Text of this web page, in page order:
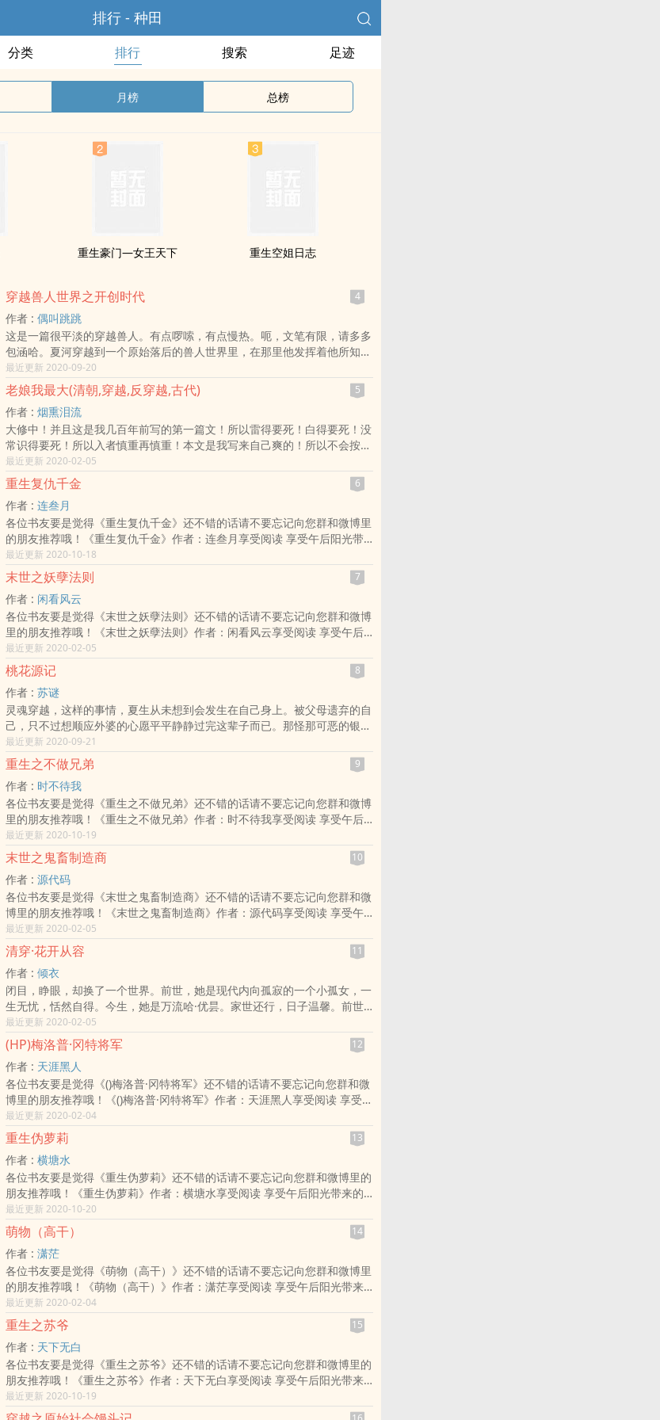
排行 - 种田
分类 排行 搜索 足迹
月榜 总榜
重生豪门—女王天下 重生空姐日志
穿越兽人世界之开创时代 4
作者 : 偶叫跳跳
这是一篇很平淡的穿越兽人。有点啰嗦，有点慢热。呃，文笔有限，请多多
包涵哈。夏河穿越到一个原始落后的兽人世界里，在那里他发挥着他所知道
的学识带领兽人走向新时代。月日入，第章是倒，已经看过的孩纸就不要重
复购买了。最后，感谢、鞠躬、撒花。（呵呵，我有图了！在《[图铺]八加
的封面铺子》里画来的。很喜欢，谢谢哈）
各位书友要是觉得《穿越兽人世界之开创时代》还不错的话请不要忘记向您
群和微博里的朋友推荐哦！《穿越兽人世界之开创时代》作者：偶叫跳跳享
受阅读 享受午后阳光带来的慵懒惬意，一杯下午茶 一本好书
最近更新 2020-09-20
老娘我最大(清朝,穿越,反穿越,古代) 5
作者 : 烟熏泪流
大修中！并且这是我几百年前写的第一篇文！所以雷得要死！白得要死！没
常识得要死！所以入者慎重再慎重！本文是我写来自己爽的！所以不会按照
条理常识之类的，总之一句话！老娘我最大！怎么爽怎么来！并且我现在正
在构思我的第二篇文！是女主种田文类的男主是军人的！
各位书友要是觉得《老娘我最大(清朝,穿越,反穿越,古代)》还不错的话请不
要忘记向您群和微博里的朋友推荐哦！《老娘我最大(清朝,穿越,反穿越,古
代)》作者：烟熏泪流享受阅读 享受午后阳光带来的慵懒惬意，一杯下午茶
一本好书。享受生活，享受小说给您
最近更新 2020-02-05
重生复仇千金 6
作者 : 连叁月
各位书友要是觉得《重生复仇千金》还不错的话请不要忘记向您群和微博里
的朋友推荐哦！《重生复仇千金》作者：连叁月享受阅读 享受午后阳光带
来的慵懒惬意，一杯下午茶 一本好书。享受生活，享受小说给您带来的美
好时光从现在开始。 本站全面拒绝弹窗，绿色免费 喜欢小说 喜欢小站 希望
您点击分享 把心情分享给大家吧！
最近更新 2020-10-18
末世之妖孽法则 7
作者 : 闲看风云
各位书友要是觉得《末世之妖孽法则》还不错的话请不要忘记向您群和微博
里的朋友推荐哦！《末世之妖孽法则》作者：闲看风云享受阅读 享受午后
阳光带来的慵懒惬意，一杯下午茶 一本好书。享受生活，享受小说给您带
来的美好时光从现在开始。 本站全面拒绝弹窗，绿色免费 喜欢小说 喜欢小
站 希望您点击分享 把心情分享给大家吧！
最近更新 2020-02-05
桃花源记 8
作者 : 苏谜
灵魂穿越，这样的事情，夏生从未想到会发生在自己身上。被父母遗弃的自
己，只不过想顺应外婆的心愿平平静静过完这辈子而已。那怪那可恶的银行
抢匪！与世无争的桃花村，宁静祥和的桃花村，这里的生活怎么看都像某篇
脍炙人口的《桃花源记》里所描述的世界嘛！好吧，其实适应新环境也没有
那么难，平白多了一个岁的儿子，这个便宜爹爹当起来的感觉还真是不错！
能在这里重生，看来上天还是怜惜自己。隔壁的夫子，你天天都来我家蹭
饭，看在你照顾我家小朋友的份上，是没有什么问题啦……只不过，你的“美
人计”我实在是无力招架啊~还有，那个小溪
最近更新 2020-09-21
重生之不做兄弟 9
作者 : 时不待我
各位书友要是觉得《重生之不做兄弟》还不错的话请不要忘记向您群和微博
里的朋友推荐哦！《重生之不做兄弟》作者：时不待我享受阅读 享受午后
阳光带来的慵懒惬意，一杯下午茶 一本好书。享受生活，享受小说给您带
来的美好时光从现在开始。 本站全面拒绝弹窗，绿色免费 喜欢小说 喜欢小
站 希望您点击分享 把心情分享给大家吧！
最近更新 2020-10-19
末世之鬼畜制造商 10
作者 : 源代码
各位书友要是觉得《末世之鬼畜制造商》还不错的话请不要忘记向您群和微
博里的朋友推荐哦！《末世之鬼畜制造商》作者：源代码享受阅读 享受午
后阳光带来的慵懒惬意，一杯下午茶 一本好书。享受生活，享受小说给您
带来的美好时光从现在开始。 本站全面拒绝弹窗，绿色免费 喜欢小说 喜欢
小站 希望您点击分享 把心情分享给大家吧！
最近更新 2020-02-05
清穿·花开从容 11
作者 : 倾衣
闭目，睁眼，却换了一个世界。前世，她是现代内向孤寂的一个小孤女，一
生无忧，恬然自得。今生，她是万流哈·优昙。家世还行，日子温馨。前世
今生于她而言，并无差别，她依旧低眉敛目，安宁宛如不存于世。她是优
昙，仅仅只是优昙，眉心处那一朵优昙花，以着无比柔婉的姿态，层层绽
放，昙花一现，胜过百花娇艳。成长，嫁人，生娃，然后杯具
了、、、、、、
各位书友要是觉得《清穿·花开从容》还不错的话请不要忘记向您群和微博
里的朋友推荐哦！《清穿·花开从容》作者：倾衣享受阅读 享受午后阳光带
来的慵懒惬意，一杯下午茶 一本
最近更新 2020-02-05
(HP)梅洛普·冈特将军 12
作者 : 天涯黑人
各位书友要是觉得《()梅洛普·冈特将军》还不错的话请不要忘记向您群和微
博里的朋友推荐哦！《()梅洛普·冈特将军》作者：天涯黑人享受阅读 享受午
后阳光带来的慵懒惬意，一杯下午茶 一本好书。享受生活，享受小说给您
带来的美好时光从现在开始。 本站全面拒绝弹窗，绿色免费 喜欢小说 喜欢
小站 希望您点击分享 把心情分享给大家吧！
最近更新 2020-02-04
重生伪萝莉 13
作者 : 横塘水
各位书友要是觉得《重生伪萝莉》还不错的话请不要忘记向您群和微博里的
朋友推荐哦！《重生伪萝莉》作者：横塘水享受阅读 享受午后阳光带来的
慵懒惬意，一杯下午茶 一本好书。享受生活，享受小说给您带来的美好时
光从现在开始。 本站全面拒绝弹窗，绿色免费 喜欢小说 喜欢小站 希望您点
击分享 把心情分享给大家吧！
最近更新 2020-10-20
萌物（高干） 14
作者 : 潇茫
各位书友要是觉得《萌物（高干）》还不错的话请不要忘记向您群和微博里
的朋友推荐哦！《萌物（高干）》作者：潇茫享受阅读 享受午后阳光带来
的慵懒惬意，一杯下午茶 一本好书。享受生活，享受小说给您带来的美好
时光从现在开始。 本站全面拒绝弹窗，绿色免费 喜欢小说 喜欢小站 希望您
点击分享 把心情分享给大家吧！
最近更新 2020-02-04
重生之苏爷 15
作者 : 天下无白
各位书友要是觉得《重生之苏爷》还不错的话请不要忘记向您群和微博里的
朋友推荐哦！《重生之苏爷》作者：天下无白享受阅读 享受午后阳光带来
的慵懒惬意，一杯下午茶 一本好书。享受生活，享受小说给您带来的美好
时光从现在开始。 本站全面拒绝弹窗，绿色免费 喜欢小说 喜欢小站 希望您
最近更新 2020-10-19